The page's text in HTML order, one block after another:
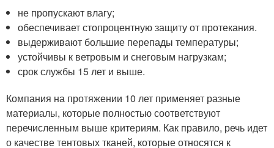
не пропускают влагу;
обеспечивает стопроцентную защиту от протекания.
выдерживают большие перепады температуры;
устойчивы к ветровым и снеговым нагрузкам;
срок службы 15 лет и выше.
Компания на протяжении 10 лет применяет разные
материалы, которые полностью соответствуют
перечисленным выше критериям. Как правило, речь идет
о качестве тентовых тканей, которые относятся к